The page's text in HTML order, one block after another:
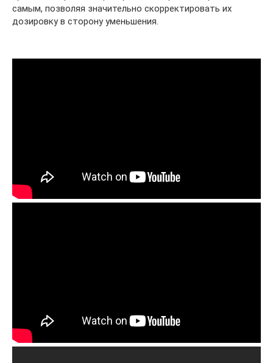
самым, позволяя значительно скорректировать их
дозировку в сторону уменьшения.